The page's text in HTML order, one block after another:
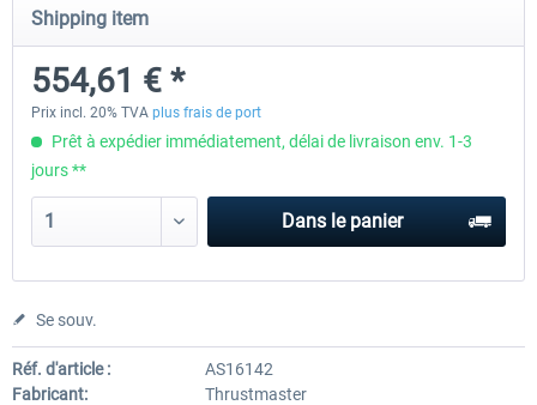
Shipping item
554,61 € *
Prix incl. 20% TVA plus frais de port
Prêt à expédier immédiatement, délai de livraison env. 1-3
jours **
Dans le panier
Se souv.
Réf. d'article :
AS16142
Fabricant:
Thrustmaster